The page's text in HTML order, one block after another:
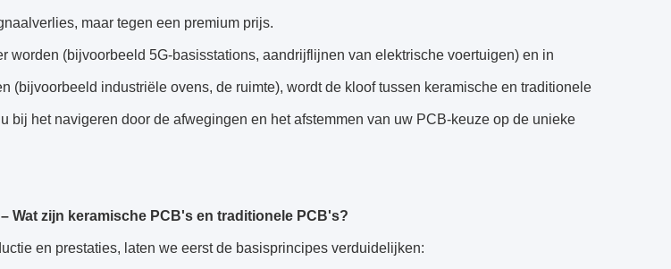
maar tegen een premium prijs.
worden (bijvoorbeeld 5G-basisstations, aandrijflijnen van elektrische voertuigen) en in
(bijvoorbeeld industriële ovens, de ruimte), wordt de kloof tussen keramische en traditionele
bij het navigeren door de afwegingen en het afstemmen van uw PCB-keuze op de unieke
Wat zijn keramische PCB's en traditionele PCB's?
en prestaties, laten we eerst de basisprincipes verduidelijken: